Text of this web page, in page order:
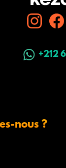
+212
nous ?